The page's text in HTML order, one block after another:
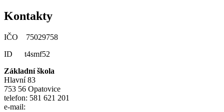
Kontakty
IČO 75029758
ID t4smf52
Základní škola
Hlavní 83
753 56 Opatovice
telefon: 581 621 201
e-mail: